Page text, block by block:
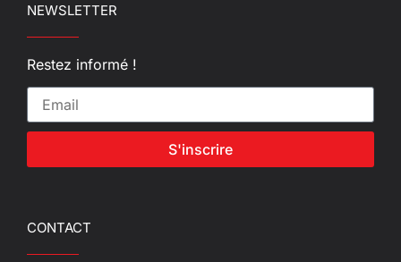
NEWSLETTER
Restez informé !
S'inscrire
CONTACT